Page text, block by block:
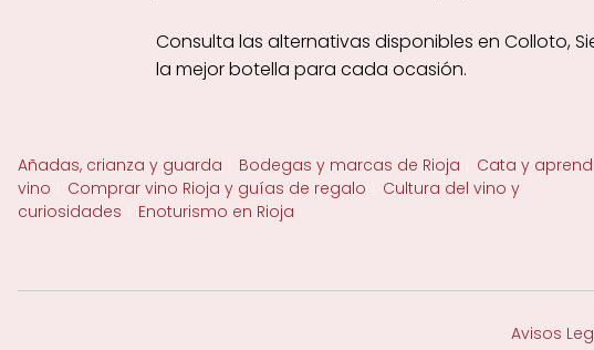
Consulta las alternativas disponibles en Colloto,
la mejor botella para cada ocasión.
Añadas, crianza y guarda Bodegas y marcas de Rioja
Cata y
vino
Comprar vino Rioja y guías de regalo
Cultura del vino y
curiosidades
Enoturismo en Rioja
Avisos